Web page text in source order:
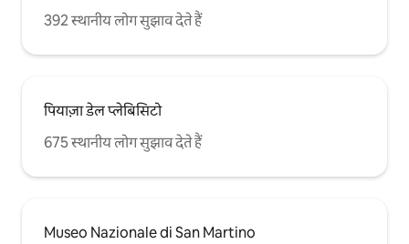
392 स्थानीय लोग सुझाव देते हैं
पियाज़ा डेल प्लेबिसिटो
675 स्थानीय लोग सुझाव देते हैं
Museo Nazionale di San Martino